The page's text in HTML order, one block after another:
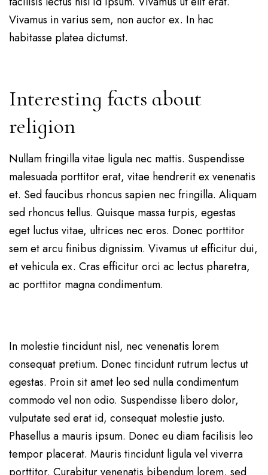
Vivamus in varius sem, non auctor ex. In hac
habitasse platea dictumst.
Interesting facts about
religion
Nullam fringilla vitae ligula nec mattis. Suspendisse
malesuada porttitor erat, vitae hendrerit ex venenatis
et. Sed faucibus rhoncus sapien nec fringilla. Aliquam
sed rhoncus tellus. Quisque massa turpis, egestas
eget luctus vitae, ultrices nec eros. Donec porttitor
sem et arcu finibus dignissim. Vivamus ut efficitur dui,
et vehicula ex. Cras efficitur orci ac lectus pharetra,
ac porttitor magna condimentum.
In molestie tincidunt nisl, nec venenatis lorem
consequat pretium. Donec tincidunt rutrum lectus ut
egestas. Proin sit amet leo sed nulla condimentum
commodo vel non odio. Suspendisse libero dolor,
vulputate sed erat id, consequat molestie justo.
Phasellus a mauris ipsum. Donec eu diam facilisis leo
tempor placerat. Mauris tincidunt ligula vel viverra